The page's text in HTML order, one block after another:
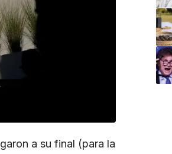
a su final (para la